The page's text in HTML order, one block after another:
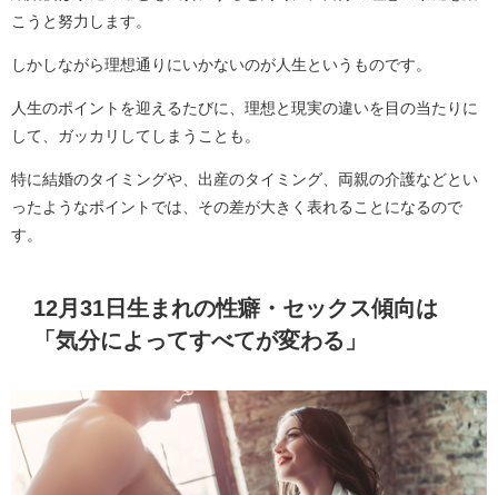
こうと努力します。
しかしながら理想通りにいかないのが人生というものです。
人生のポイントを迎えるたびに、理想と現実の違いを目の当たりに
して、ガッカリしてしまうことも。
特に結婚のタイミングや、出産のタイミング、両親の介護などとい
ったようなポイントでは、その差が大きく表れることになるので
す。
12月31日生まれの性癖・セックス傾向は
「気分によってすべてが変わる」